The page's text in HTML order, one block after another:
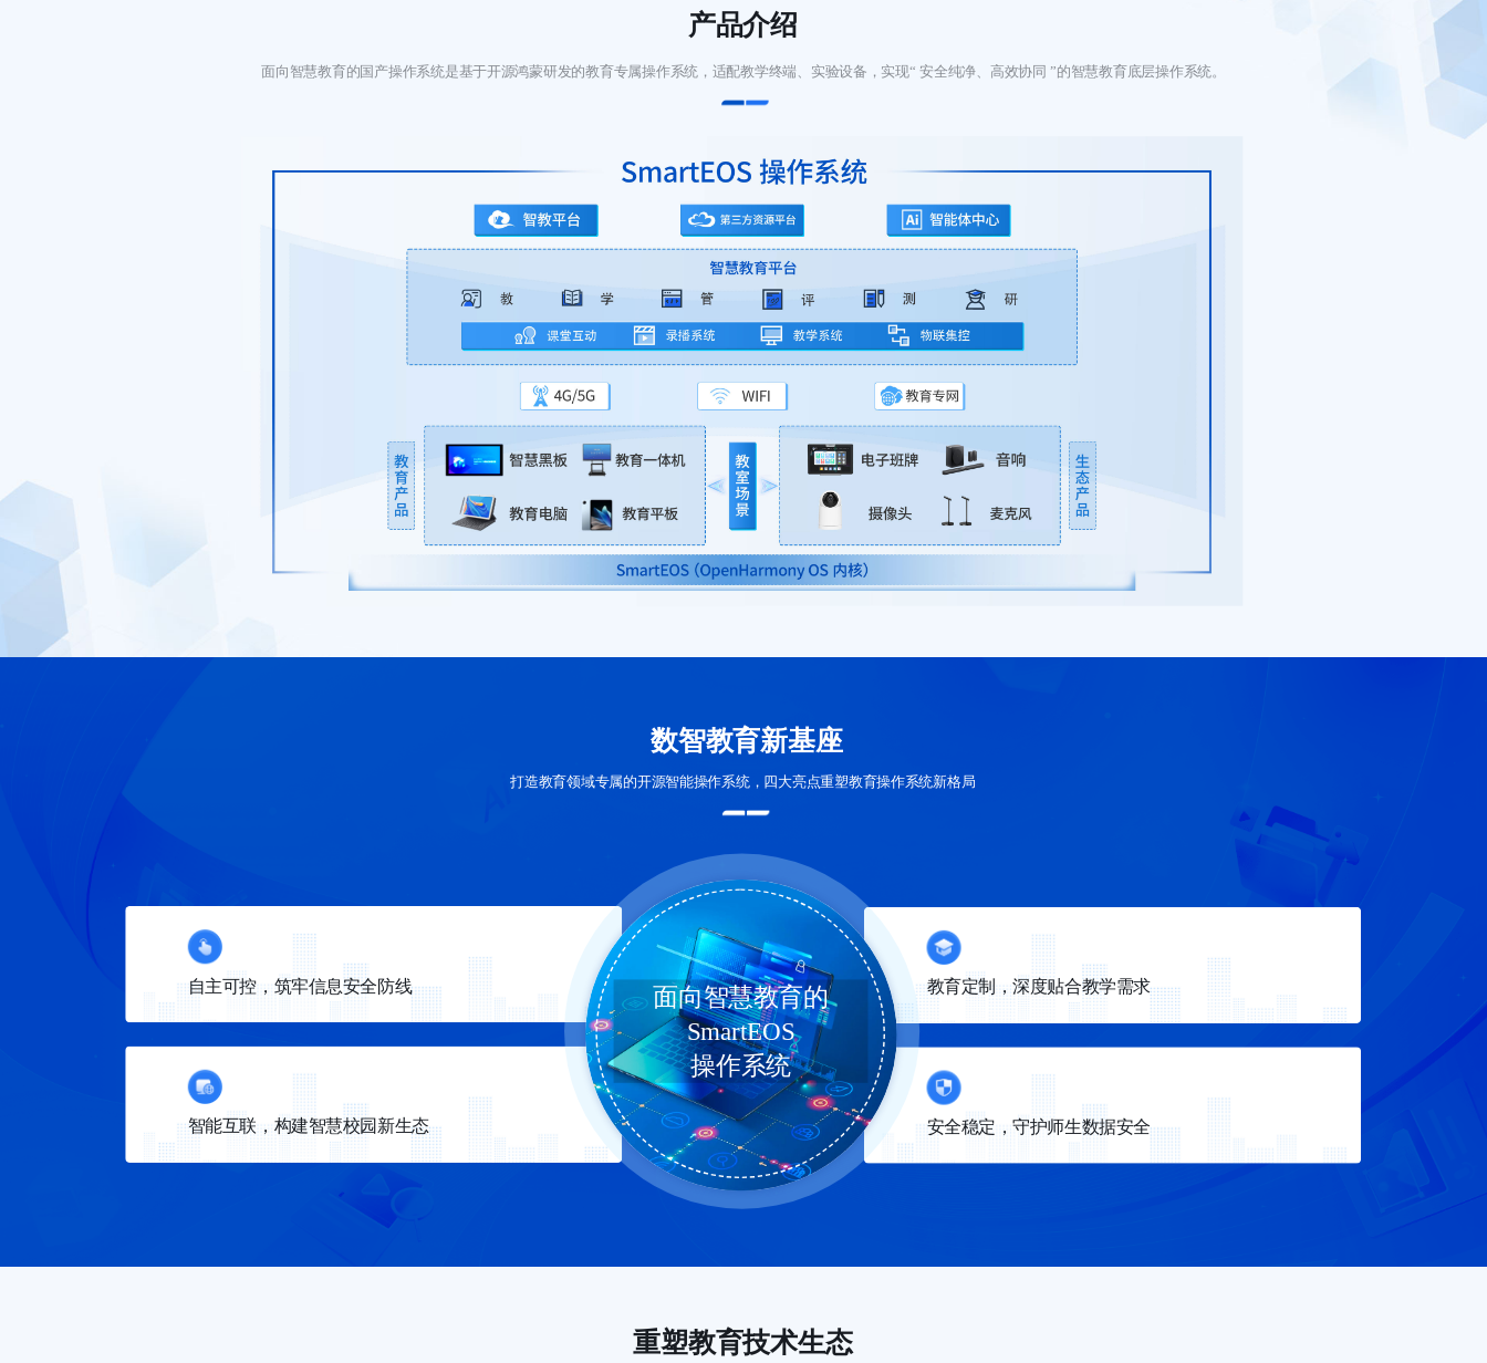
产品介绍
面向智慧教育的国产操作系统是基于开源鸿蒙研发的教育专属操作系统，适配教学终端、实验设备，实现“ 安全纯净、高效协同 ”的智慧教育底层操作系统。
数智教育新基座
打造教育领域专属的开源智能操作系统，四大亮点重塑教育操作系统新格局
自主可控，筑牢信息安全防线
这里是描述这里是描述这里是描述这里是描述这里是描述这里是描述
智能互联，构建智慧校园新生态
这里是描述这里是描述这里是描述这里是描述这里是描述这里是描述
教育定制，深度贴合教学需求
这里是描述这里是描述这里是描述这里是描述这里是描述这里是描述
安全稳定，守护师生数据安全
这里是描述这里是描述这里是描述这里是描述这里是描述这里是描述
面向智慧教育的
SmartEOS
操作系统
重塑教育技术生态